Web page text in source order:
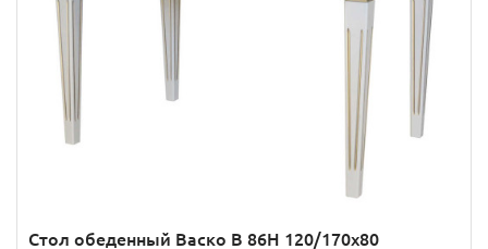
Стол обеденный Васко В 86Н 120/170х80